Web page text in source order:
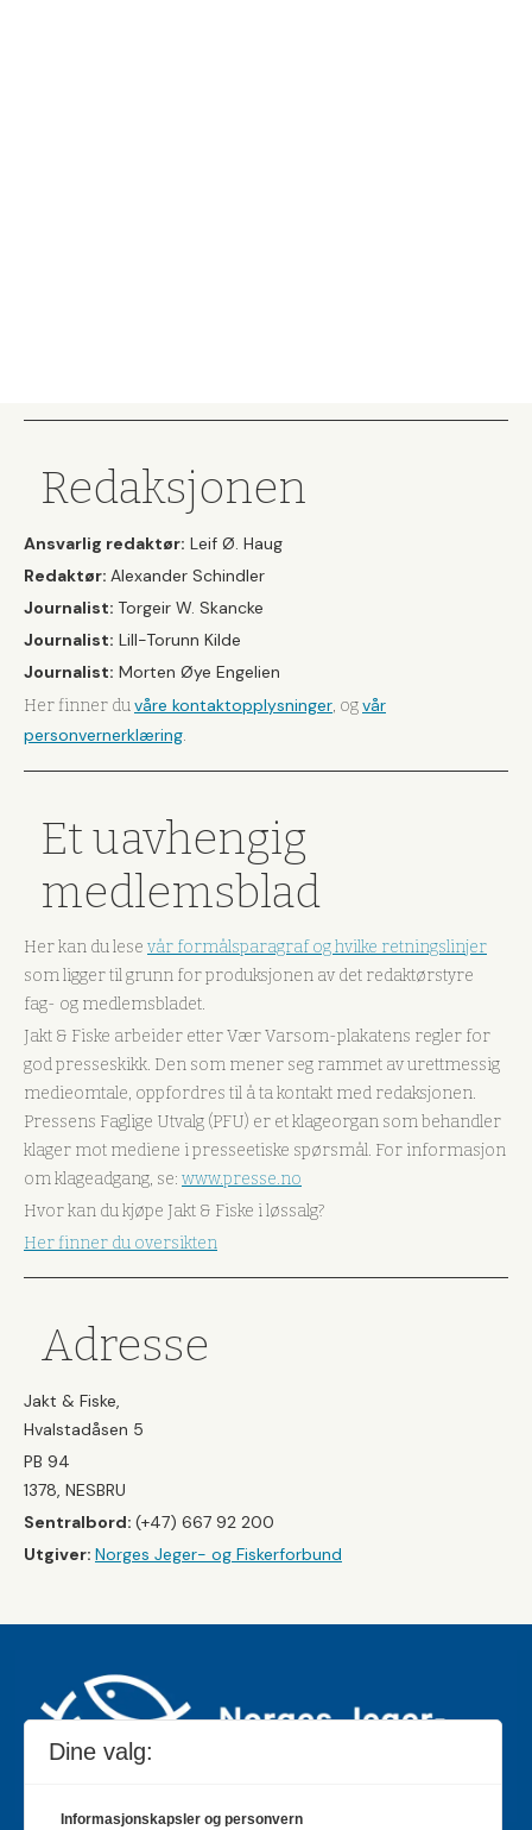
Redaksjonen
Ansvarlig redaktør: Leif Ø. Haug
Redaktør: Alexander Schindler
Journalist: Torgeir W. Skancke
Journalist: Lill-Torunn Kilde
Journalist: Morten Øye Engelien
Her finner duvåre kontaktopplysninger, ogvår
personvernerklæring.
Et uavhengig
medlemsblad
Her kan du lese vår formålsparagraf og hvilke retningslinjer
som ligger til grunn for produksjonen av det redaktørstyre
fag- og medlemsbladet.
Jakt & Fiske arbeider etter Vær Varsom-plakatens regler for
god presseskikk. Den som mener seg rammet av urettmessig
medieomtale, oppfordres til å ta kontakt med redaksjonen.
Pressens Faglige Utvalg (PFU) er et klageorgan som behandler
klager mot mediene i presseetiske spørsmål. For informasjon
om klageadgang, se: www.presse.no
Hvor kan du kjøpe Jakt & Fiske i løssalg?
Her finner du oversikten
Adresse
Jakt & Fiske,
Hvalstadåsen 5
PB 94
1378, NESBRU
Sentralbord: (+47) 667 92 200
Utgiver: Norges Jeger- og Fiskerforbund
Dine valg:
Informasjonskapsler og personvern